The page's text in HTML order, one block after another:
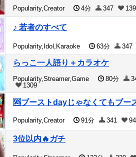
Popularity,Creator 4分 347
♪ 若者のすべて
Popularity,Idol,Karaoke 63分 347
らっこ一人語り＋カラオケ
Popularity,Streamer,Game 80分
1309
🆘ブーストdayじゃなくてもブー
Popularity,Creator 91分 341
3位以内🔥ガチ